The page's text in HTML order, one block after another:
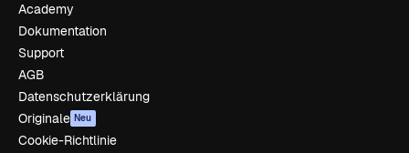
Academy
Dokumentation
Support
AGB
Datenschutzerklärung
Originale Neu
Cookie-Richtlinie